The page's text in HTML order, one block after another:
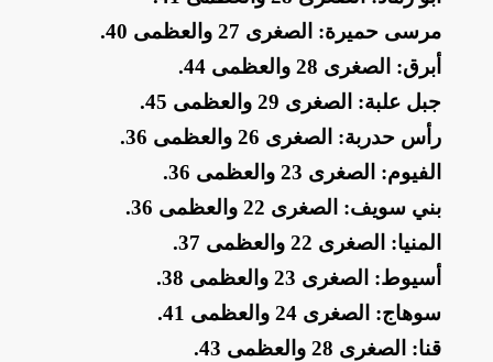
​مرسى حميرة: الصغرى 27 والعظمى 40
.
​أبرق: الصغرى 28 والعظمى 44
.
​جبل علبة: الصغرى 29 والعظمى 45
.
​رأس حدربة: الصغرى 26 والعظمى 36
.
​الفيوم: الصغرى 23 والعظمى 36
.
​بني سويف: الصغرى 22 والعظمى 36
.
​المنيا: الصغرى 22 والعظمى 37
.
​أسيوط: الصغرى 23 والعظمى 38
.
​سوهاج: الصغرى 24 والعظمى 41
.
​قنا: الصغرى 28 والعظمى 43
.